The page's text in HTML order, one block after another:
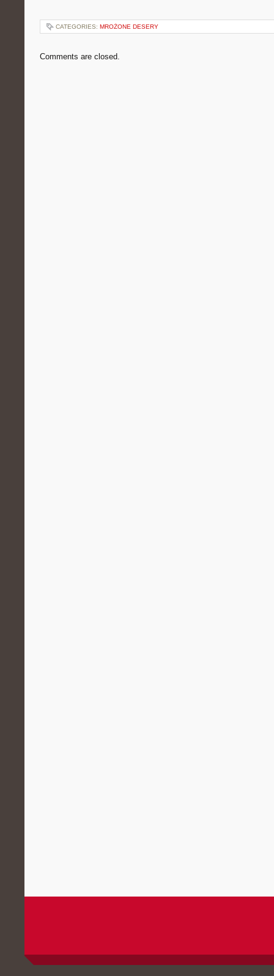
CATEGORIES: MROŻONE DESERY
Comments are closed.